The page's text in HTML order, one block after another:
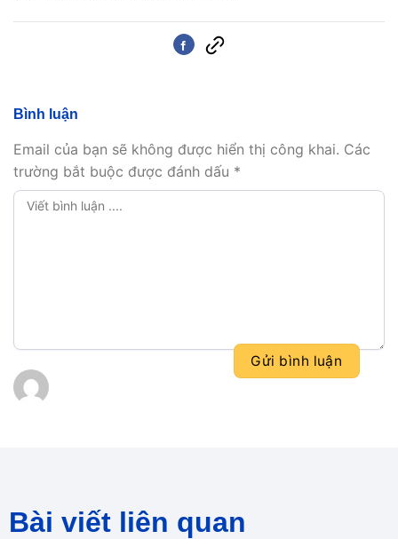
Bình luận
Email của bạn sẽ không được hiển thị công khai. Các
trường bắt buộc được đánh dấu *
Bài viết liên quan